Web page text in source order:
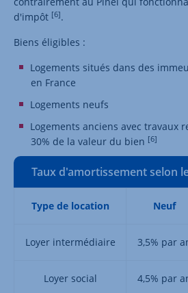
d'impôt [6].
Biens éligibles :
Logements situés dans des
en France
Logements neufs
Logements anciens avec travaux
30% de la valeur du bien [6]
Taux d'amortissement selon
Type de location Neuf
Loyer intermédiaire 3,5% par
Loyer social 4,5% par